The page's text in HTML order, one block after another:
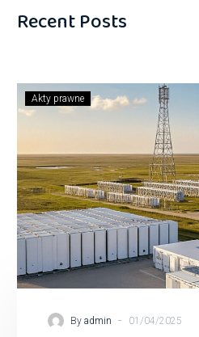
Recent Posts
Akty prawne
By admin - 01/04/2025